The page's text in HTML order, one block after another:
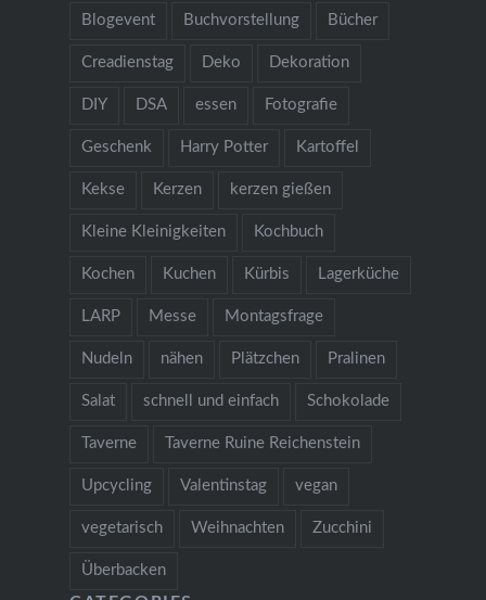
Blogevent Buchvorstellung Bücher
Creadienstag Deko Dekoration
DIY DSA essen Fotografie
Geschenk Harry Potter Kartoffel
Kekse Kerzen kerzen gießen
Kleine Kleinigkeiten Kochbuch
Kochen Kuchen Kürbis Lagerküche
LARP Messe Montagsfrage
Nudeln nähen Plätzchen Pralinen
Salat schnell und einfach Schokolade
Taverne Taverne Ruine Reichenstein
Upcycling Valentinstag vegan
vegetarisch Weihnachten Zucchini
Überbacken